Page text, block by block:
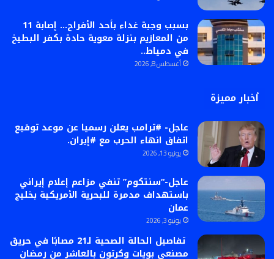
بسبب وجبة غداء بأحد الأفراح… إصابة 11
من المعازيم بنزلة معوية حادة بكفر البطيخ
في دمياط..
أغسطس 8, 2026
أخبار مميزة
عاجل- #ترامب يعلن رسميا عن موعد توقيع
اتفاق انهاء الحرب مع #إيران.
يونيو 13, 2026
عاجل-“سنتكوم” تنفي مزاعم إعلام إيراني
باستهداف مدمرة للبحرية الأمريكية بخليج
عمان
يونيو 3, 2026
تفاصيل الحالة الصحية لـ21 مصابًا في حريق
مصنعي بويات وكرتون بالعاشر من رمضان